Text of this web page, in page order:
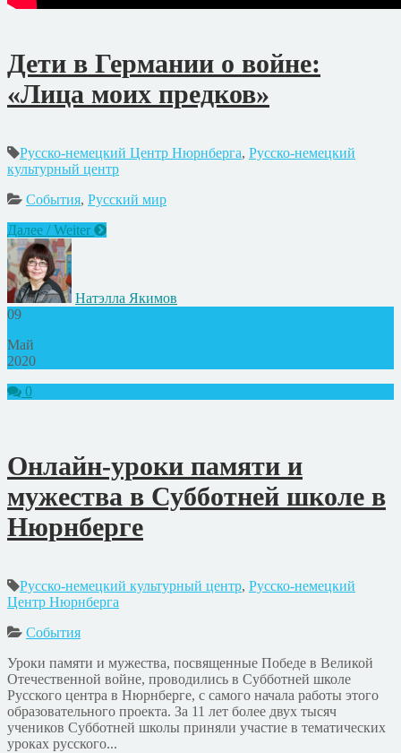
Дети в Германии о войне:
«Лица моих предков»
Русско-немецкий Центр Нюрнберга, Русско-немецкий
культурный центр
События, Русский мир
Далее / Weiter
Натэлла Якимов
09
Май
2020
0
Онлайн-уроки памяти и
мужества в Субботней школе в
Нюрнберге
Русско-немецкий культурный центр, Русско-немецкий
Центр Нюрнберга
События
Уроки памяти и мужества, посвященные Победе в Великой
Отечественной войне, проводились в Субботней школе
Русского центра в Нюрнберге, с самого начала работы этого
образовательного проекта. За 11 лет более двух тысяч
учеников Субботней школы приняли участие в тематических
уроках русского...